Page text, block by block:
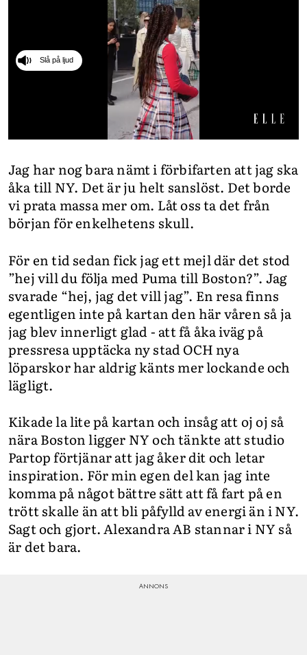
VÅRA SKRIBENTER
of
27
seconds
Slå på ljud
Jag har nog bara nämt i förbifarten att jag ska
åka till NY. Det är ju helt sanslöst. Det borde
vi prata massa mer om. Låt oss ta det från
början för enkelhetens skull.
För en tid sedan fick jag ett mejl där det stod
”hej vill du följa med Puma till Boston?”. Jag
svarade “hej, jag det vill jag”. En resa finns
egentligen inte på kartan den här våren så ja
jag blev innerligt glad - att få åka iväg på
pressresa upptäcka ny stad OCH nya
löparskor har aldrig känts mer lockande och
lägligt.
Kikade la lite på kartan och insåg att oj oj så
nära Boston ligger NY och tänkte att studio
Partop förtjänar att jag åker dit och letar
inspiration. För min egen del kan jag inte
komma på något bättre sätt att få fart på en
trött skalle än att bli påfylld av energi än i NY.
Sagt och gjort. Alexandra AB stannar i NY så
är det bara.